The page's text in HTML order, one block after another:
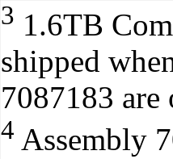
3 1.6TB
shipped
7087183 are
4 Assembly